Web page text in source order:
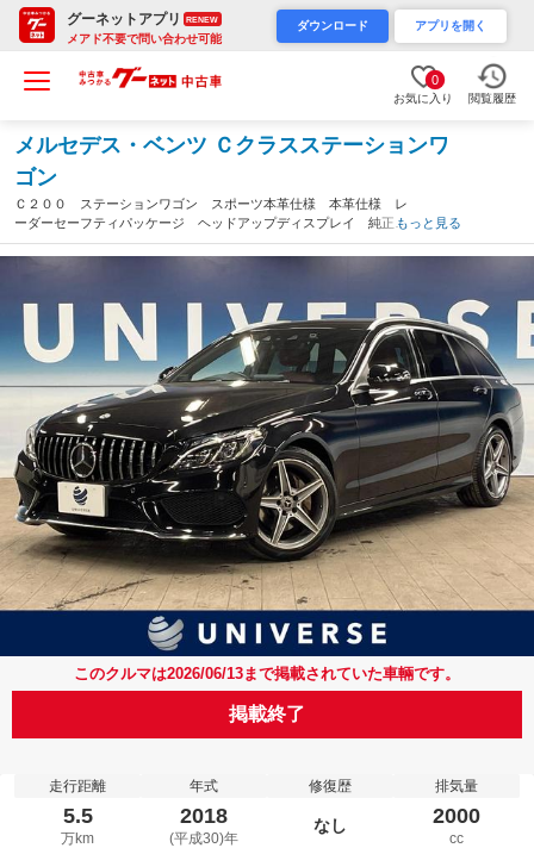
グーネットアプリ RENEW
メアド不要で問い合わせ可能
ダウンロード アプリを開く
0
お気に入り 閲覧履歴
メルセデス・ベンツ Ｃクラスステーションワ
ゴン
Ｃ２００ ステーションワゴン スポーツ本革仕様 本革仕様 レ
ーダーセーフティパッケージ ヘッドアップディスプレイ 純正ナ
ビ バックカメラ フルセグＴＶ ＬＥＤヘッドライト アダプテ
ィブハイビームアシストプラス 電動リアゲート シートヒータ
もっと見る
このクルマは2026/06/13まで掲載されていた車輛です。
掲載終了
走行距離
5.5
万km
年式
2018
(平成30)年
修復歴
なし
排気量
2000
cc